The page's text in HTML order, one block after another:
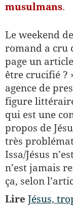
musulmans.
Le weekend
romand a cru
page un
être crucifié ?
agence de
figure
qui est une
propos de
très
Issa/Jésus
n’est jamais
ça, selon
Lire Jésus,